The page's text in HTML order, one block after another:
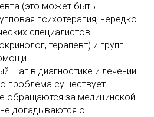
(это может быть
психотерапия, нередко
специалистов
терапевт) и групп
шаг в диагностике и лечении
проблема существует.
обращаются за медицинской
догадываются о